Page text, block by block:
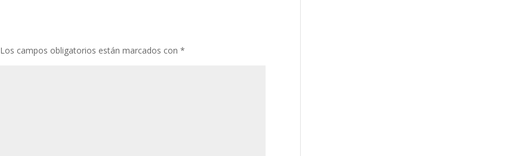
Los campos obligatorios están marcados con*